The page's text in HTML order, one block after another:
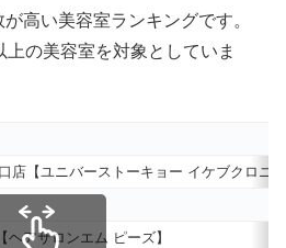
高い美容室ランキングです。
の美容室を対象としていま
【ユニバーストーキョー イケブクロニ
アサロンエム ピーズ】